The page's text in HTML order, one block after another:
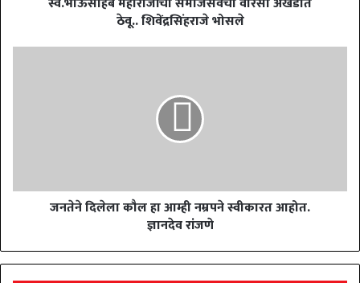
ठेवू.. शिवेंद्रसिंहराजे भोसले
जनतेने दिलेला कौल हा आम्ही नम्रपने स्वीकारत आहोत.
ज्ञानदेव रांजणे